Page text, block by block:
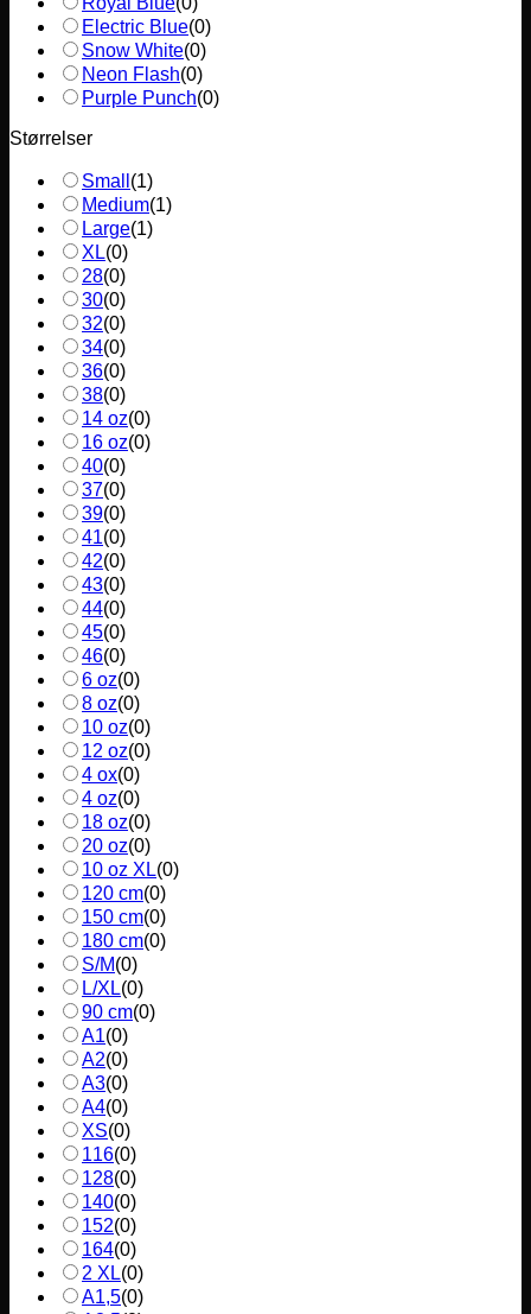
Electric Blue(0)
Snow White(0)
Neon Flash(0)
Purple Punch(0)
Størrelser
Small (1)
Medium(1)
Large(1)
XL(0)
28(0)
30(0)
32(0)
34(0)
36(0)
38(0)
14 oz(0)
16 oz(0)
40(0)
37(0)
39(0)
41(0)
42(0)
43(0)
44(0)
45(0)
46(0)
6 oz(0)
8 oz(0)
10 oz(0)
12 oz(0)
4 ox(0)
4 oz(0)
18 oz(0)
20 oz(0)
10 oz XL(0)
120 cm(0)
150 cm(0)
180 cm(0)
S/M(0)
L/XL(0)
90 cm(0)
A1(0)
A2(0)
A3(0)
A4(0)
XS(0)
116(0)
128(0)
140(0)
152(0)
164(0)
2 XL(0)
A1,5(0)